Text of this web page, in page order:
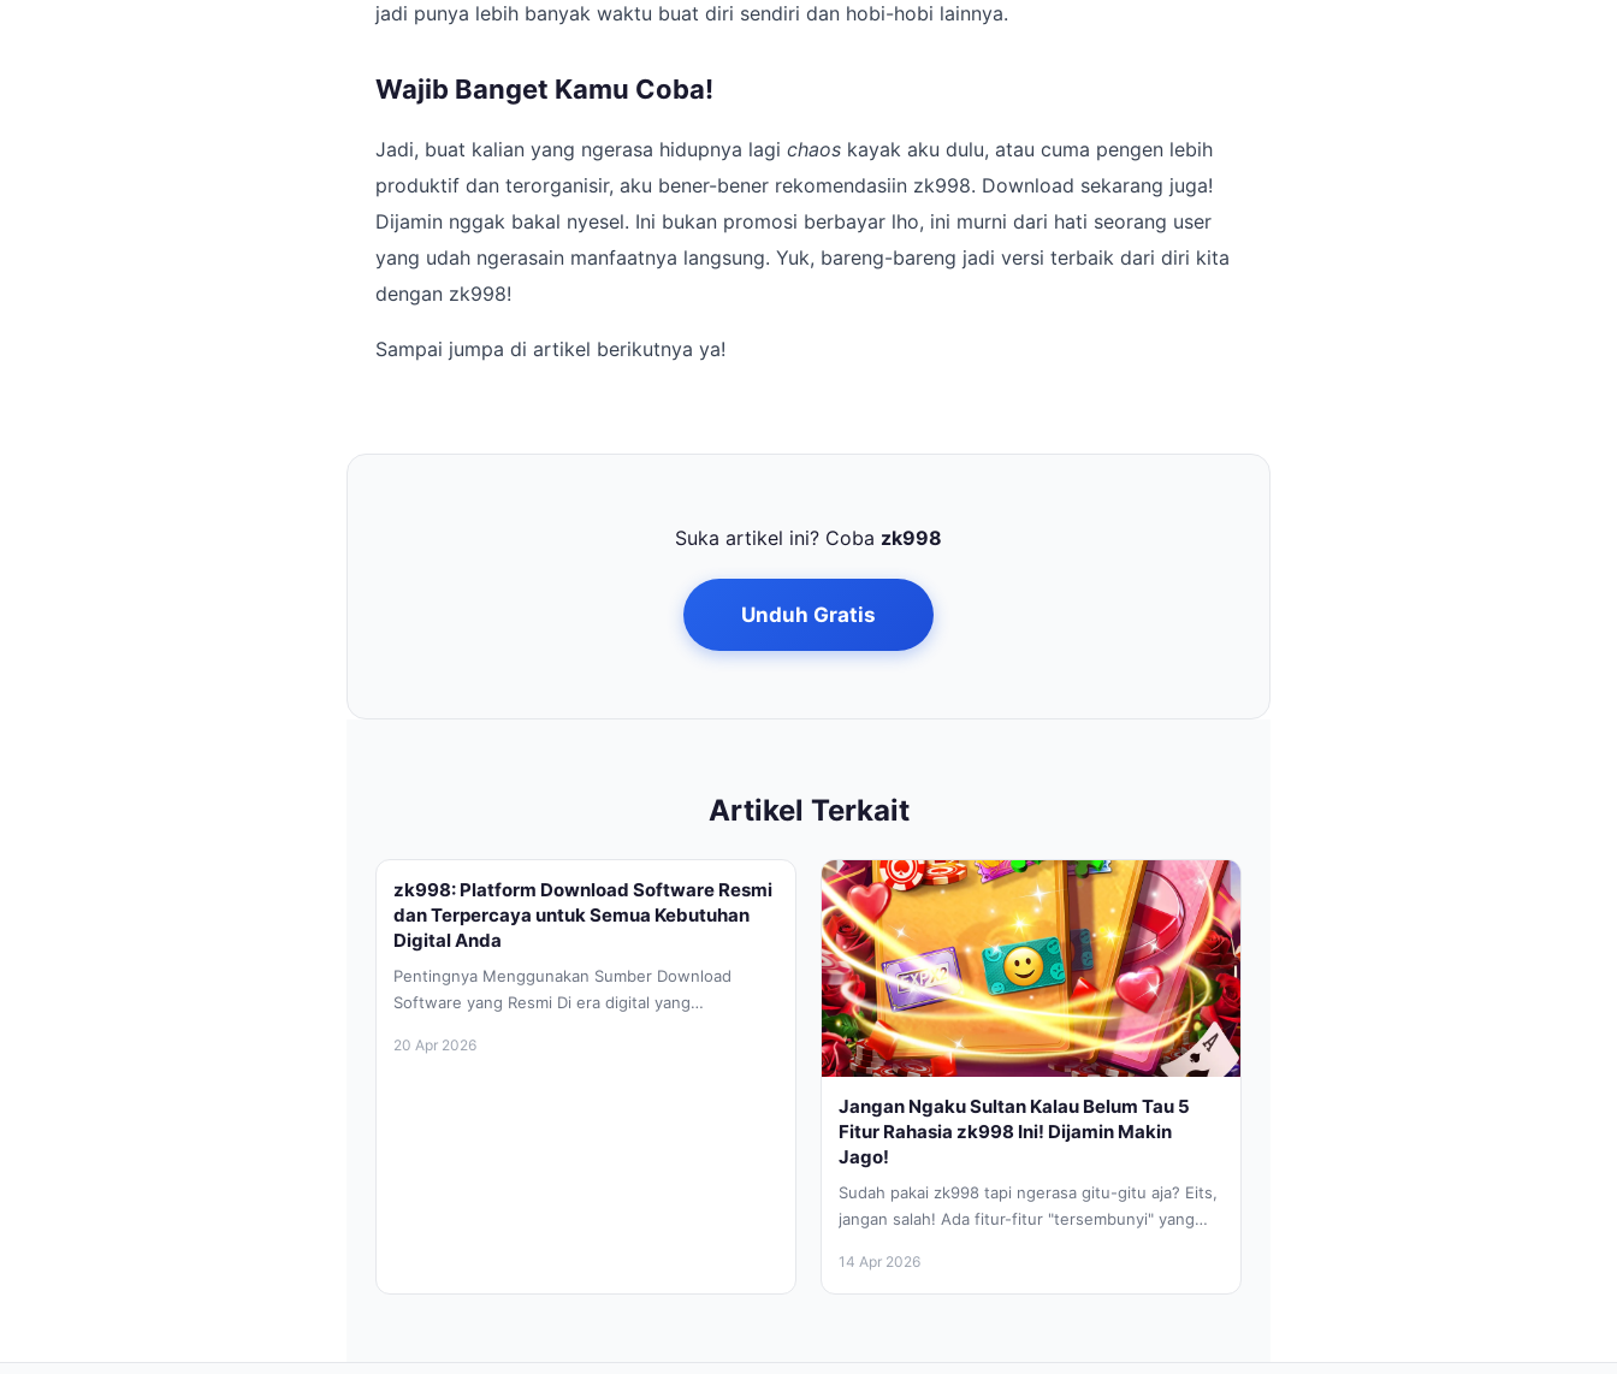
jadi punya lebih banyak waktu buat diri sendiri dan hobi-hobi lainnya.
Wajib Banget Kamu Coba!
Jadi, buat kalian yang ngerasa hidupnya lagi chaos kayak aku dulu, atau cuma pengen lebih
produktif dan terorganisir, aku bener-bener rekomendasiin zk998. Download sekarang juga!
Dijamin nggak bakal nyesel. Ini bukan promosi berbayar lho, ini murni dari hati seorang user
yang udah ngerasain manfaatnya langsung. Yuk, bareng-bareng jadi versi terbaik dari diri kita
dengan zk998!
Sampai jumpa di artikel berikutnya ya!
Suka artikel ini? Coba zk998
Unduh Gratis
Artikel Terkait
zk998: Platform Download Software Resmi
dan Terpercaya untuk Semua Kebutuhan
Digital Anda
Pentingnya Menggunakan Sumber Download
Software yang Resmi Di era digital yang
perangkat lunak atau...
20 Apr 2026
Jangan Ngaku Sultan Kalau Belum Tau 5
Fitur Rahasia zk998 Ini! Dijamin Makin
Jago!
Sudah pakai zk998 tapi ngerasa gitu-gitu aja? Eits,
jangan salah! Ada fitur-fitur "tersembunyi" yang
14 Apr 2026